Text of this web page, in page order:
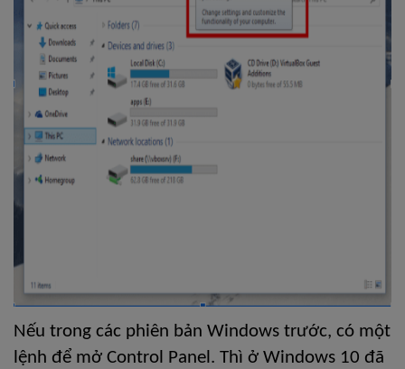
Nếu trong các phiên bản Windows trước, có một
lệnh để mở Control Panel. Thì ở Windows 10 đã